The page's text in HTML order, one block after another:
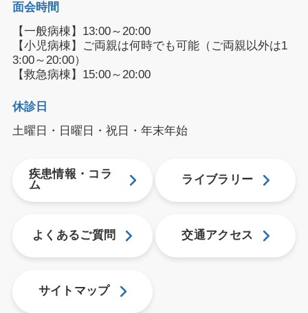
面会時間
【一般病棟】13:00～20:00
【小児病棟】ご両親は何時でも可能（ご両親以外は1
3:00～20:00）
【救急病棟】15:00～20:00
休診日
土曜日・日曜日・祝日・年末年始
疾患情報・コラ
ム
ライブラリー
よくあるご質問 交通アクセス
サイトマップ